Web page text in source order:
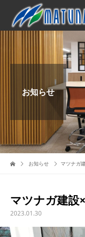
お知らせ
お知らせ マツナガ
マツナガ建設
2023.01.30